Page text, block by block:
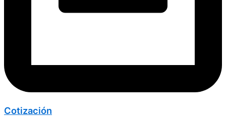
Cotización